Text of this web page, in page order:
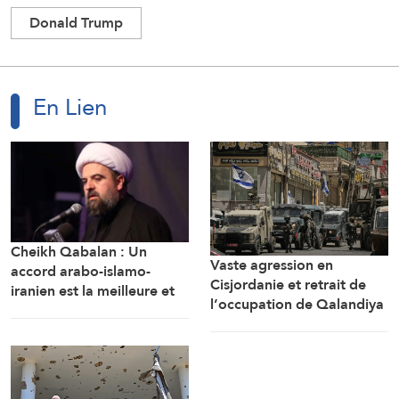
Donald Trump
En Lien
Cheikh Qabalan : Un
accord arabo-islamo-
iranien est la meilleure et
Vaste agression en
Cisjordanie et retrait de
l’occupation de Qalandiya